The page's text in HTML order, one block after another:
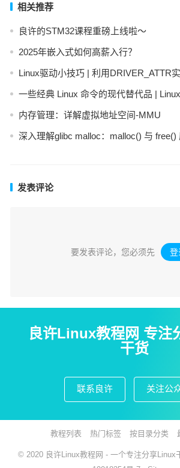
相关推荐
良许的STM32课程重磅上线啦～
2025年嵌入式如何高薪入行？
Linux驱动小技巧 | 利用DRIVER_ATTR
一些经典 Linux 命令的现代替代品 |
内存管理：详解虚拟地址空间-MMU
深入理解glibc malloc：malloc() 与 free()
发表评论
要发表评论，您必须先 登
良许Linux教程网 专注
干货
联系良许 关注公
教程列表 热门标签 按目录分类
© 2020 良许Linux教程网 - 一个专注分享Linux